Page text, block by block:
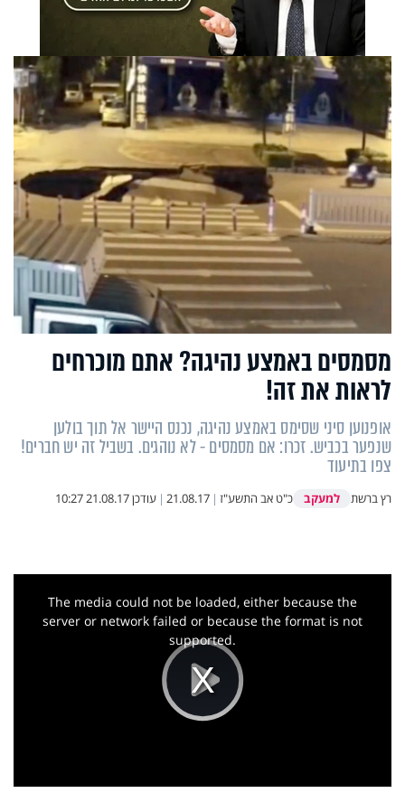
מסמסים באמצע נהיגה? אתם מוכרחים
לראות את זה!
אופנוען סיני שסימס באמצע נהיגה, נכנס היישר אל תוך בולען
שנפער בכביש. זכרו: אם מסמסים - לא נוהגים. בשביל זה יש חברים!
צפו בתיעוד
רץ ברשת למעקב כ"ט אב התשע"ז |
21.08.17
| עודכן21.08.17 10:27
Play
This
The media could not be loaded, either because the
server or network failed or because the format is not
supported.